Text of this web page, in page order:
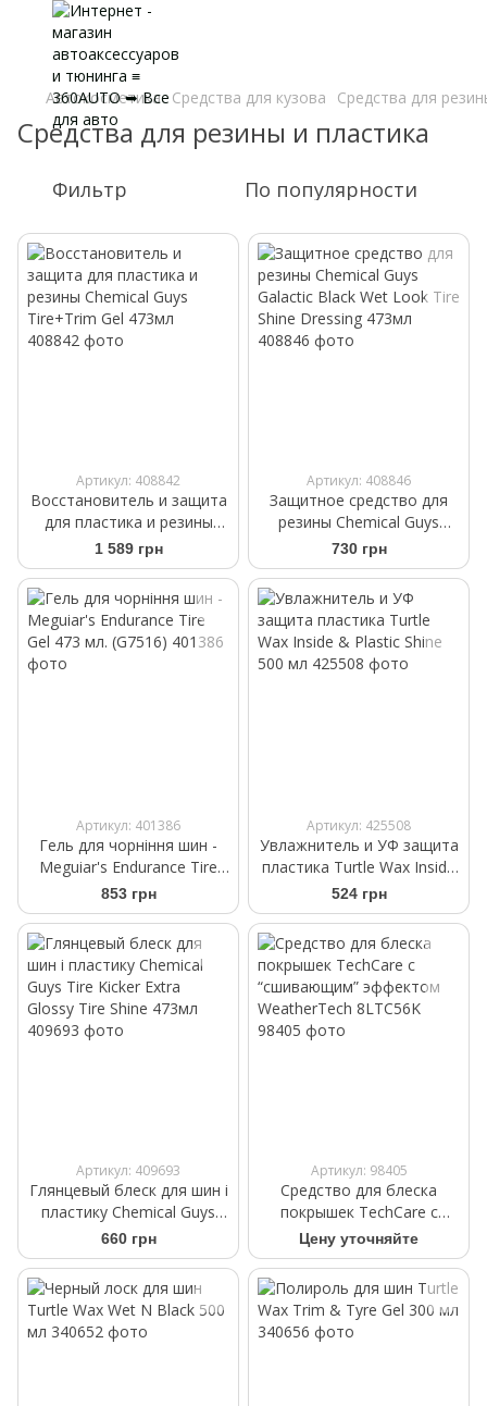
Автокосметика Средства для кузова Средства для
Средства для резины и пластика
Фильтр По популярности
Артикул: 408842
Восстановитель и защита
для пластика и резины
Chemical Guys Tire+Trim
Gel 473мл
1 589 грн
Артикул: 408846
Защитное средство для
резины Chemical Guys
Galactic Black Wet Look Tire
Shine Dressing 473мл
730 грн
Артикул: 401386
Гель для чорніння шин -
Meguiar's Endurance Tire
Gel 473 мл. (G7516)
853 грн
Артикул: 425508
Увлажнитель и УФ защита
пластика Turtle Wax Inside
& Plastic Shine 500 мл
524 грн
Артикул: 409693
Глянцевый блеск для шин і
пластику Chemical Guys
Tire Kicker Extra Glossy Tire
Shine 473мл
660 грн
Артикул: 98405
Средство для блеска
покрышек TechCare с
“сшивающим” эффектом
WeatherTech 8LTC56K
Цену уточняйте